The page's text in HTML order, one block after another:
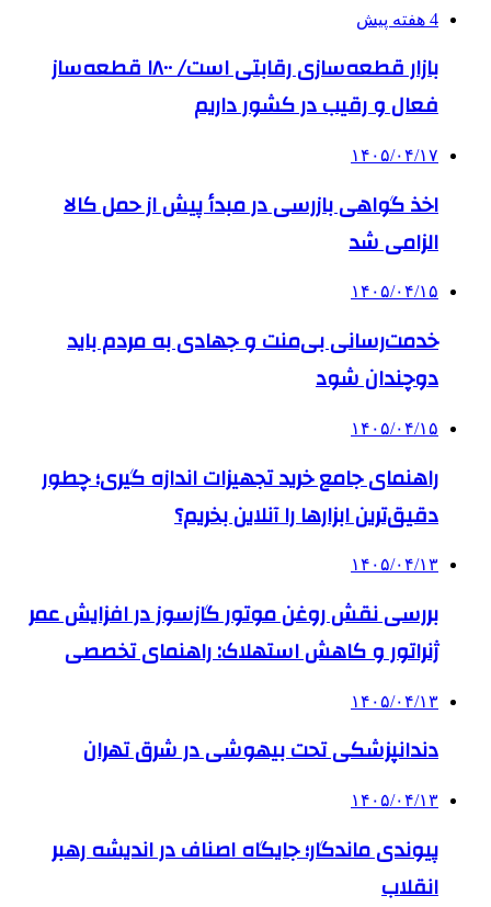
4 هفته پیش
بازار قطعه‌سازی رقابتی است/ ۱۸۰۰ قطعه‌ساز
فعال و رقیب در کشور داریم
۱۴۰۵/۰۴/۱۷
اخذ گواهی بازرسی در مبدأ پیش از حمل کالا
الزامی شد
۱۴۰۵/۰۴/۱۵
خدمت‌رسانی بی‌منت و جهادی به مردم باید
دوچندان شود
۱۴۰۵/۰۴/۱۵
راهنمای جامع خرید تجهیزات اندازه گیری؛ چطور
دقیق‌ترین ابزارها را آنلاین بخریم؟
۱۴۰۵/۰۴/۱۳
بررسی نقش روغن موتور گازسوز در افزایش عمر
ژنراتور و کاهش استهلاک: راهنمای تخصصی
۱۴۰۵/۰۴/۱۳
دندانپزشکی تحت بیهوشی در شرق تهران
۱۴۰۵/۰۴/۱۳
پیوندی ماندگار؛ جایگاه اصناف در اندیشه رهبر
انقلاب